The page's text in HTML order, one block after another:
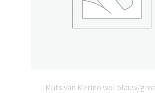
Muts van Merino wol blauw/